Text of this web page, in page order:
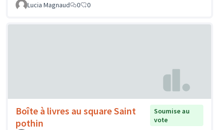
Lucia Magnaud
0 0
Boîte à livres au square Saint
pothin
Soumise au
vote